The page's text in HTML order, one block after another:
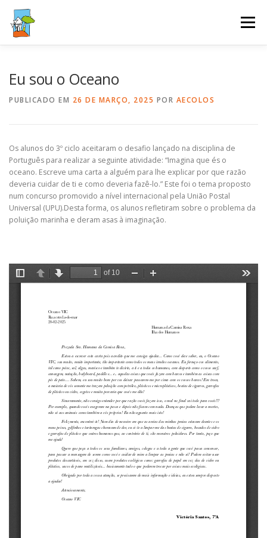
para
conteúdo
Menu
Eu sou o Oceano
PUBLICADO EM 26 DE MARÇO, 2025 POR AECOLOS
Os alunos do 3º ciclo aceitaram o desafio lançado na disciplina de
Português para realizar a seguinte atividade: “Imagina que és o
oceano. Escreve uma carta a alguém para lhe explicar por que razão
deveria cuidar de ti e como deveria fazê-lo.” Este foi o tema proposto
num concurso promovido a nível internacional pela União Postal
Universal (UPU).Desta forma, os alunos refletiram sobre o problema da
poluição marinha e deram asas à imaginação.